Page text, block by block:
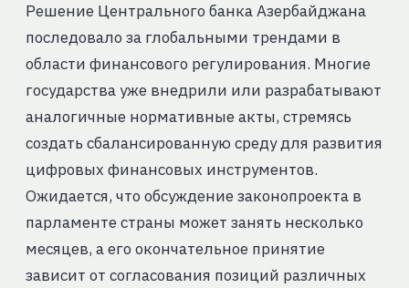
Решение Центрального банка Азербайджана
последовало за глобальными трендами в
области финансового регулирования. Многие
государства уже внедрили или разрабатывают
аналогичные нормативные акты, стремясь
создать сбалансированную среду для развития
цифровых финансовых инструментов.
Ожидается, что обсуждение законопроекта в
парламенте страны может занять несколько
месяцев, а его окончательное принятие
зависит от согласования позиций различных